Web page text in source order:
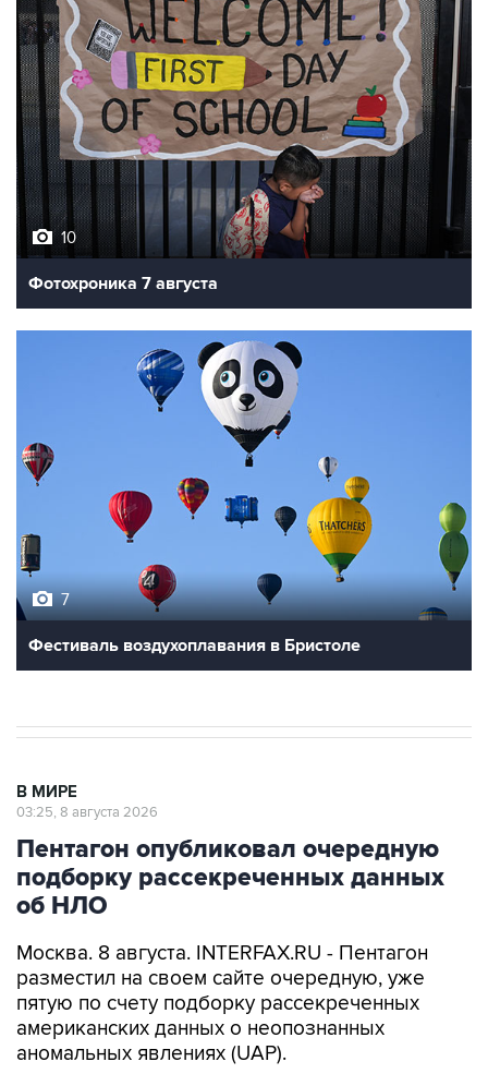
10
Фотохроника 7 августа
7
Фестиваль воздухоплавания в Бристоле
В МИРЕ
03:25, 8 августа 2026
Пентагон опубликовал очередную
подборку рассекреченных данных
об НЛО
Москва. 8 августа. INTERFAX.RU - Пентагон
разместил на своем сайте очередную, уже
пятую по счету подборку рассекреченных
американских данных о неопознанных
аномальных явлениях (UAP).